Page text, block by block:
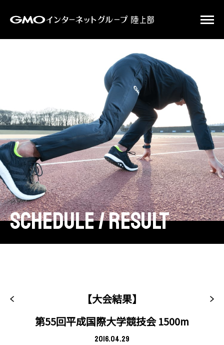
schedule / result
【大会結果】
第55回平成国際大学競技会 1500m
2016.04.29